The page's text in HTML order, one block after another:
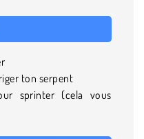
ton serpent
sprinter (cela vous